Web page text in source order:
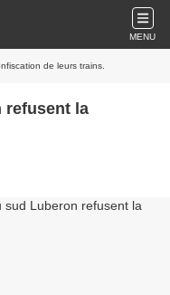
MENU
de leurs trains.
refusent la